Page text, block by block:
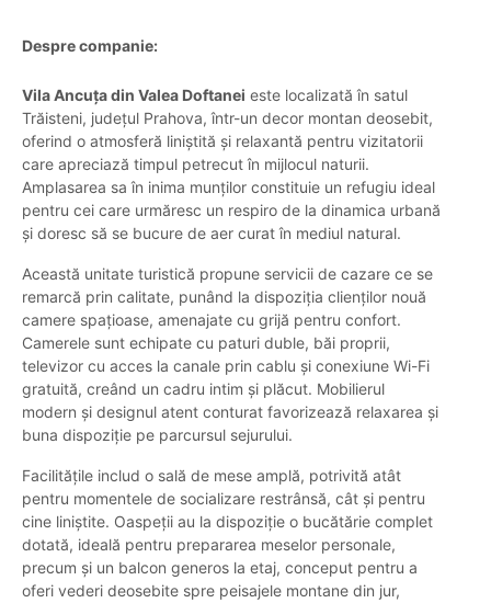
Despre companie:
Vila Ancuța din Valea Doftanei este localizată în satul
Trăisteni, județul Prahova, într-un decor montan deosebit,
oferind o atmosferă liniștită și relaxantă pentru vizitatorii
care apreciază timpul petrecut în mijlocul naturii.
Amplasarea sa în inima munților constituie un refugiu ideal
pentru cei care urmăresc un respiro de la dinamica urbană
și doresc să se bucure de aer curat în mediul natural.
Această unitate turistică propune servicii de cazare ce se
remarcă prin calitate, punând la dispoziția clienților nouă
camere spațioase, amenajate cu grijă pentru confort.
Camerele sunt echipate cu paturi duble, băi proprii,
televizor cu acces la canale prin cablu și conexiune Wi-Fi
gratuită, creând un cadru intim și plăcut. Mobilierul
modern și designul atent conturat favorizează relaxarea și
buna dispoziție pe parcursul sejurului.
Facilitățile includ o sală de mese amplă, potrivită atât
pentru momentele de socializare restrânsă, cât și pentru
cine liniștite. Oaspeții au la dispoziție o bucătărie complet
dotată, ideală pentru prepararea meselor personale,
precum și un balcon generos la etaj, conceput pentru a
oferi vederi deosebite spre peisajele montane din jur,